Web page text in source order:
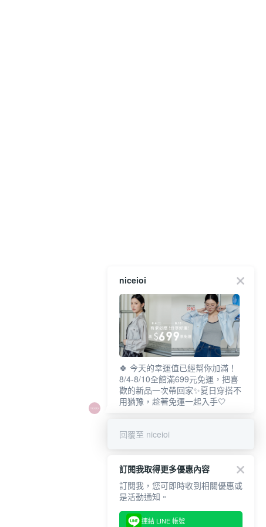
niceioi
🍀 今天的幸運值已經幫你加滿！
8/4-8/10全館滿699元免運，把喜
歡的新品一次帶回家✨夏日穿搭不
用猶豫，趁著免運一起入手🤍
回覆至 niceioi
訂閱我取得更多優惠內容
訂閱我，您可即時收到相關優惠或
是活動通知。
連結 LINE 帳號